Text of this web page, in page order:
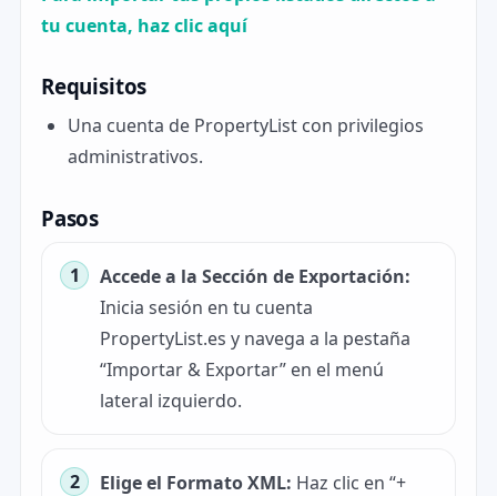
tu cuenta, haz clic aquí
Requisitos
Una cuenta de PropertyList con privilegios
administrativos.
Pasos
Accede a la Sección de Exportación:
Inicia sesión en tu cuenta
PropertyList.es y navega a la pestaña
“Importar & Exportar” en el menú
lateral izquierdo.
Elige el Formato XML: Haz clic en “+